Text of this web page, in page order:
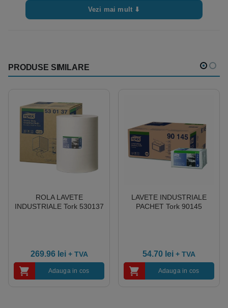
Vezi mai mult ⬇
PRODUSE SIMILARE
ROLA LAVETE
INDUSTRIALE Tork 530137
269.96 lei + TVA
Adauga in cos
LAVETE INDUSTRIALE
PACHET Tork 90145
54.70 lei + TVA
Adauga in cos